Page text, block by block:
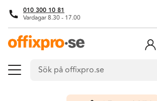
Meny
010 300 10 81
Vardagar 8.30 - 17.00